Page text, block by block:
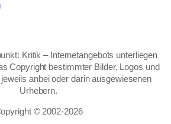
Kritik – Internetangebots unterliegen
Copyright bestimmter Bilder, Logos und
anbei oder darin ausgewiesenen
Urhebern.
© 2002‑2026